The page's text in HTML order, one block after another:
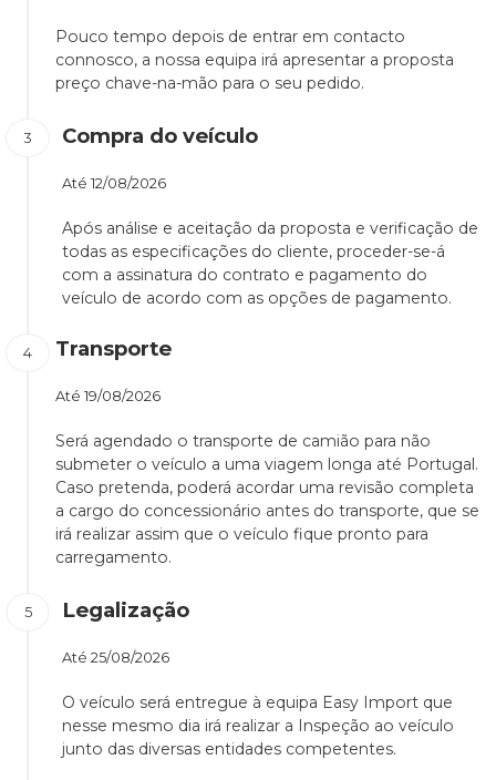
Pouco tempo depois de entrar em contacto
connosco, a nossa equipa irá apresentar a proposta
preço chave-na-mão para o seu pedido.
Compra do veículo
Até 12/08/2026
Após análise e aceitação da proposta e verificação de
todas as especificações do cliente, proceder-se-á
com a assinatura do contrato e pagamento do
veículo de acordo com as opções de pagamento.
Transporte
Até 19/08/2026
Será agendado o transporte de camião para não
submeter o veículo a uma viagem longa até Portugal.
Caso pretenda, poderá acordar uma revisão completa
a cargo do concessionário antes do transporte, que se
irá realizar assim que o veículo fique pronto para
carregamento.
Legalização
Até 25/08/2026
O veículo será entregue à equipa Easy Import que
nesse mesmo dia irá realizar a Inspeção ao veículo
junto das diversas entidades competentes.